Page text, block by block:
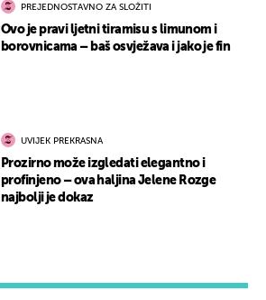
PREJEDNOSTAVNO ZA SLOŽITI
Ovo je pravi ljetni tiramisu s limunom i
borovnicama – baš osvježava i jako je fin
UVIJEK PREKRASNA
Prozirno može izgledati elegantno i
profinjeno – ova haljina Jelene Rozge
najbolji je dokaz